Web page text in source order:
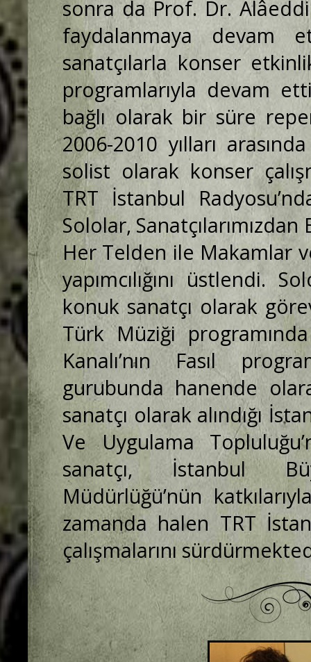
sonra da Prof. Dr.
faydalanmaya devam
sanatçılarla konser
programlarıyla devam
bağlı olarak bir süre
2006-2010 yılları
solist olarak konser
TRT İstanbul
Sololar,
Her Telden ile Makamlar
yapımcılığını üstlendi.
konuk sanatçı olarak
Türk Müziği
Kanalı’nın Fasıl
gurubunda hanende
sanatçı olarak alındığı
Ve Uygulama
sanatçı, İstanbul
Müdürlüğü’nün
zamanda halen TRT
çalışmalarını